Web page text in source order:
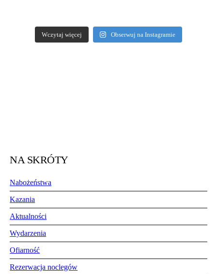
Wczytaj więcej Obserwuj na Instagramie
NA SKRÓTY
Nabożeństwa
Kazania
Aktualności
Wydarzenia
Ofiarność
Rezerwacja noclegów